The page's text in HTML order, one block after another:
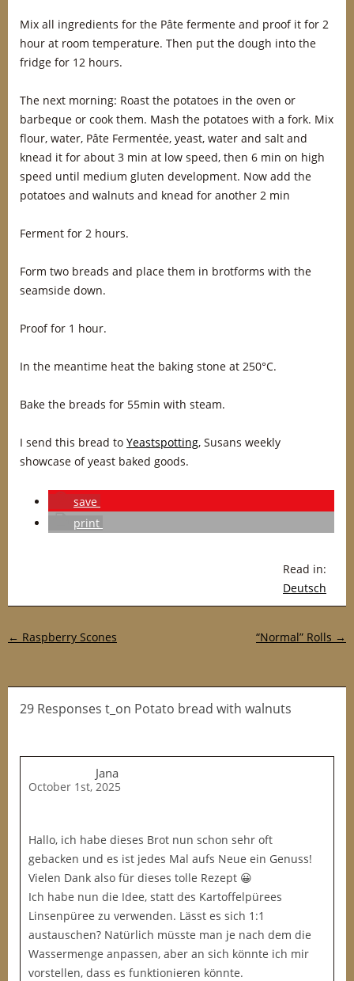
Mix all ingredients for the Pâte fermente and proof it for 2
hour at room temperature. Then put the dough into the
fridge for 12 hours.
The next morning: Roast the potatoes in the oven or
barbeque or cook them. Mash the potatoes with a fork. Mix
flour, water, Pâte Fermentée, yeast, water and salt and
knead it for about 3 min at low speed, then 6 min on high
speed until medium gluten development. Now add the
potatoes and walnuts and knead for another 2 min
Ferment for 2 hours.
Form two breads and place them in brotforms with the
seamside down.
Proof for 1 hour.
In the meantime heat the baking stone at 250°C.
Bake the breads for 55min with steam.
I send this bread to Yeastspotting, Susans weekly
showcase of yeast baked goods.
save
print
Read in:
Deutsch
Post navigation
← Raspberry Scones “Normal” Rolls →
29 Responses t_on Potato bread with walnuts
Jana
October 1st, 2025
Hallo, ich habe dieses Brot nun schon sehr oft
gebacken und es ist jedes Mal aufs Neue ein Genuss!
Vielen Dank also für dieses tolle Rezept 😀
Ich habe nun die Idee, statt des Kartoffelpürees
Linsenpüree zu verwenden. Lässt es sich 1:1
austauschen? Natürlich müsste man je nach dem die
Wassermenge anpassen, aber an sich könnte ich mir
vorstellen, dass es funktionieren könnte.